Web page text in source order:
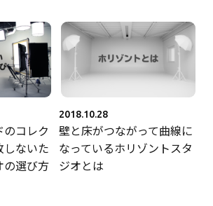
のコレク
しないた
の選び方
2018.10.28
壁と床がつながって曲線に
なっているホリゾントスタ
ジオとは